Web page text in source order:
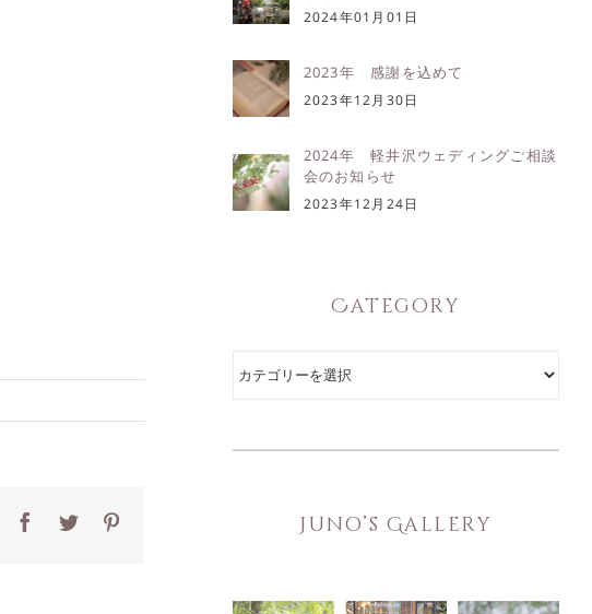
Facebook
Twitter
2024年01月01日
2023年 感謝を込めて
2023年12月30日
2024年 軽井沢ウェディングご相談
会のお知らせ
2023年12月24日
Category
Category
Juno’s Gallery